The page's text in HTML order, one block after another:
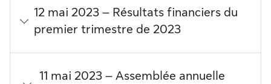
12 mai 2023 – Résultats financiers du
premier trimestre de 2023
11 mai 2023 – Assemblée annuelle